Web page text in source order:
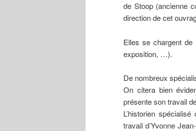
de Stoop (ancienne
direction de cet
Elles se chargent
exposition, …).
De nombreux
On citera bien
présente son travail
L’historien
travail d’Yvonne